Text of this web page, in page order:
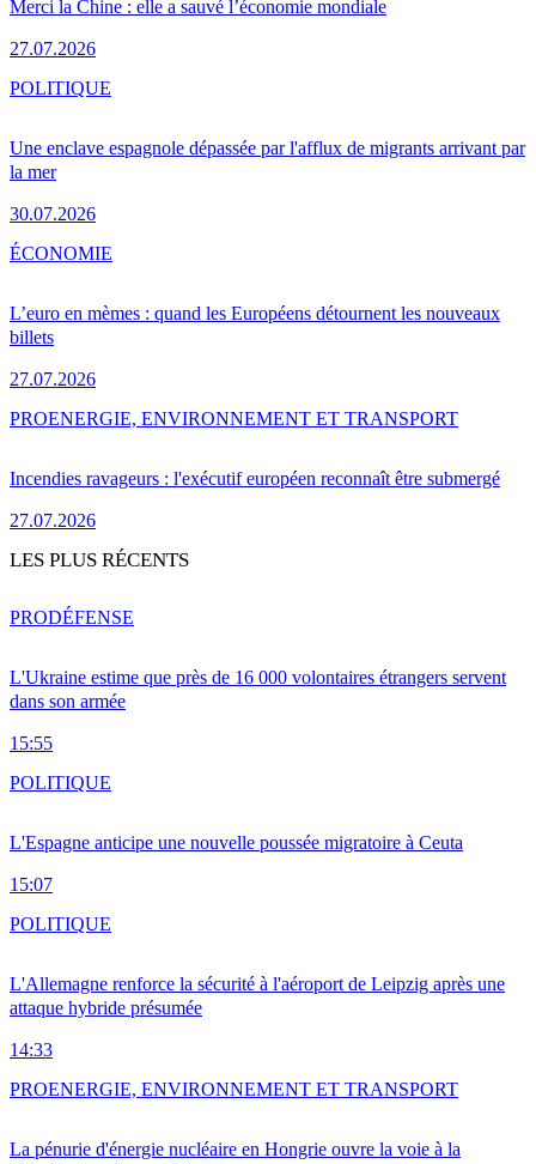
Merci la Chine : elle a sauvé l’économie mondiale
27.07.2026
Une enclave espagnole dépassée par l'afflux de migrants arrivant par
la mer
30.07.2026
POLITIQUE
L’euro en mèmes : quand les Européens détournent les nouveaux
billets
27.07.2026
ÉCONOMIE
Incendies ravageurs : l'exécutif européen reconnaît être submergé
27.07.2026
PROENERGIE, ENVIRONNEMENT ET TRANSPORT
LES PLUS RÉCENTS
L'Ukraine estime que près de 16 000 volontaires étrangers servent
dans son armée
15:55
PRODÉFENSE
L'Espagne anticipe une nouvelle poussée migratoire à Ceuta
15:07
POLITIQUE
L'Allemagne renforce la sécurité à l'aéroport de Leipzig après une
attaque hybride présumée
14:33
POLITIQUE
La pénurie d'énergie nucléaire en Hongrie ouvre la voie à la
PROENERGIE, ENVIRONNEMENT ET TRANSPORT